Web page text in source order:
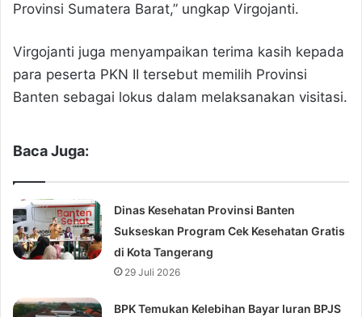
Provinsi Sumatera Barat,” ungkap Virgojanti.
Virgojanti juga menyampaikan terima kasih kepada
para peserta PKN II tersebut memilih Provinsi
Banten sebagai lokus dalam melaksanakan visitasi.
Baca Juga:
Dinas Kesehatan Provinsi Banten
Sukseskan Program Cek Kesehatan Gratis
di Kota Tangerang
29 Juli 2026
BPK Temukan Kelebihan Bayar Iuran BPJS